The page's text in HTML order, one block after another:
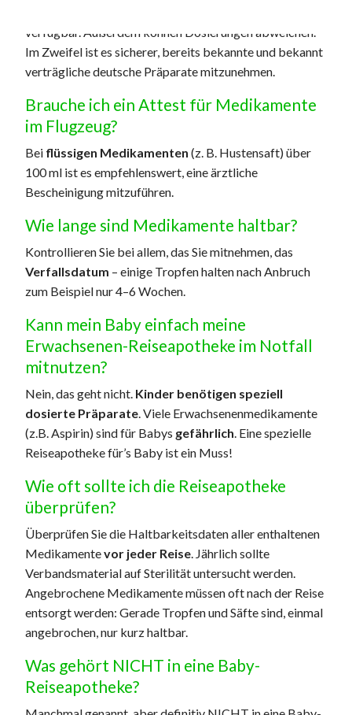
verfügbar. Außerdem können Dosierungen abweichen.
Im Zweifel ist es sicherer, bereits bekannte und bekannt
verträgliche deutsche Präparate mitzunehmen.
Brauche ich ein Attest für Medikamente
im Flugzeug?
Bei flüssigen Medikamenten (z. B. Hustensaft) über
100 ml ist es empfehlenswert, eine ärztliche
Bescheinigung mitzuführen.
Wie lange sind Medikamente haltbar?
Kontrollieren Sie bei allem, das Sie mitnehmen, das
Verfallsdatum – einige Tropfen halten nach Anbruch
zum Beispiel nur 4–6 Wochen.
Kann mein Baby einfach meine
Erwachsenen-Reiseapotheke im Notfall
mitnutzen?
Nein, das geht nicht. Kinder benötigen speziell
dosierte Präparate . Viele Erwachsenenmedikamente
(z.B. Aspirin) sind für Babys gefährlich . Eine spezielle
Reiseapotheke für’s Baby ist ein Muss!
Wie oft sollte ich die Reiseapotheke
überprüfen?
Überprüfen Sie die Haltbarkeitsdaten aller enthaltenen
Medikamentevor jeder Reise . Jährlich sollte
Verbandsmaterial auf Sterilität untersucht werden.
Angebrochene Medikamente müssen oft nach der Reise
entsorgt werden: Gerade Tropfen und Säfte sind, einmal
angebrochen, nur kurz haltbar.
Was gehört NICHT in eine Baby-
Reiseapotheke?